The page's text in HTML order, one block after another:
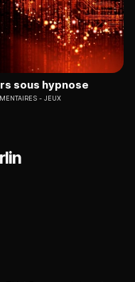
sous hypnose
JEUX